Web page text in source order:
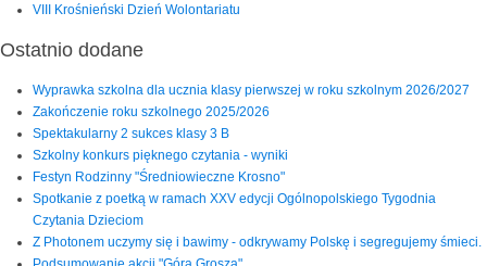
VIII Krośnieński Dzień Wolontariatu
Ostatnio dodane
Wyprawka szkolna dla ucznia klasy pierwszej w roku szkolnym 2026/2027
Zakończenie roku szkolnego 2025/2026
Spektakularny 2 sukces klasy 3 B
Szkolny konkurs pięknego czytania - wyniki
Festyn Rodzinny "Średniowieczne Krosno"
Spotkanie z poetką w ramach XXV edycji Ogólnopolskiego Tygodnia
Czytania Dzieciom
Z Photonem uczymy się i bawimy - odkrywamy Polskę i segregujemy śmieci.